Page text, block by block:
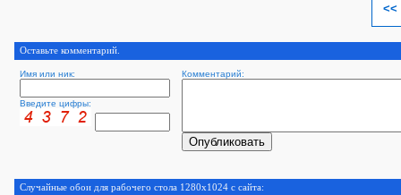
<<
Оставьте комментарий.
Имя или ник: Комментарий:
Введите цифры:
Случайные обои для рабочего стола 1280x1024 с сайта: